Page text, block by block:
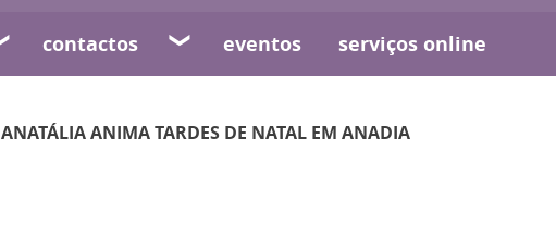
contactos eventos serviços online
ANATÁLIA ANIMA TARDES DE NATAL EM ANADIA